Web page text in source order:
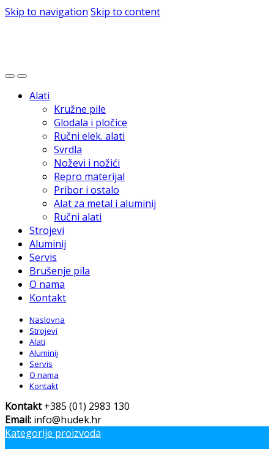
Skip to navigation Skip to content
Alati
Kružne pile
Glodala i pločice
Ručni elek. alati
Svrdla
Noževi i nožići
Repro materijal
Pribor i ostalo
Alat za metal i aluminij
Ručni alati
Strojevi
Aluminij
Servis
Brušenje pila
O nama
Kontakt
Naslovna
Strojevi
Alati
Aluminij
Servis
O nama
Kontakt
Kontakt+385 (01) 2983 130
Email: info@hudek.hr
Kategorije proizvoda